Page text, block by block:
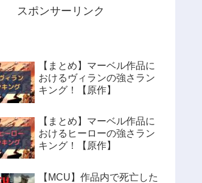
スポンサーリンク
【まとめ】マーベル作品に
おけるヴィランの強さラン
キング！【原作】
【まとめ】マーベル作品に
おけるヒーローの強さラン
キング！【原作】
【MCU】作品内で死亡した